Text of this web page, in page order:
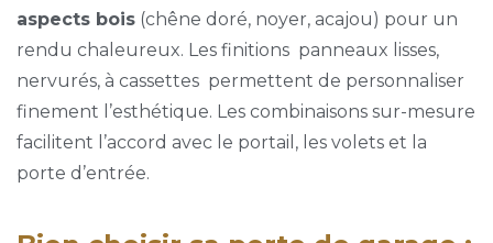
aspects bois (chêne doré, noyer, acajou) pour un
rendu chaleureux. Les finitions panneaux lisses,
nervurés, à cassettes permettent de personnaliser
finement l’esthétique. Les combinaisons sur-mesure
facilitent l’accord avec le portail, les volets et la
porte d’entrée.